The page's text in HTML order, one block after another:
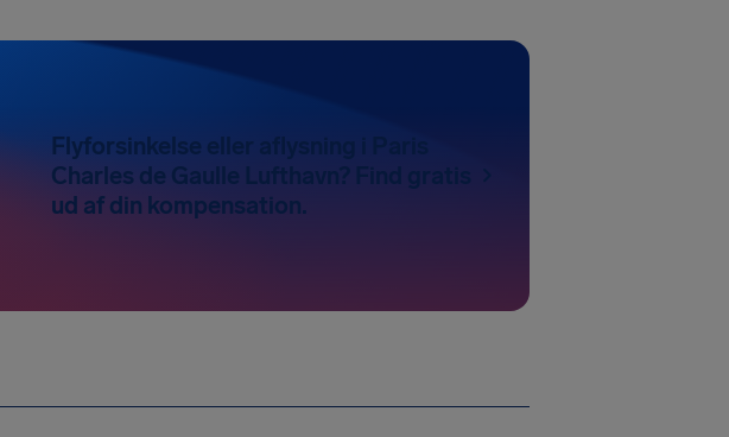
Flyforsinkelse eller aflysning i Paris
Charles de Gaulle Lufthavn? Find gratis
ud af din kompensation.